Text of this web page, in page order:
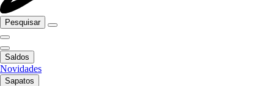
Pesquisar
Saldos
Novidades
Sapatos